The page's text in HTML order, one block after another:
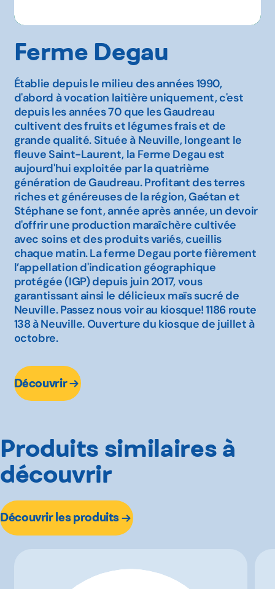
Ferme Degau
Établie depuis le milieu des années 1990,
d'abord à vocation laitière uniquement, c'est
depuis les années 70 que les Gaudreau
cultivent des fruits et légumes frais et de
grande qualité. Située à Neuville, longeant le
fleuve Saint-Laurent, la Ferme Degau est
aujourd'hui exploitée par la quatrième
génération de Gaudreau. Profitant des terres
riches et généreuses de la région, Gaétan et
Stéphane se font, année après année, un devoir
d'offrir une production maraîchère cultivée
avec soins et des produits variés, cueillis
chaque matin. La ferme Degau porte fièrement
l’appellation d'indication géographique
protégée (IGP) depuis juin 2017, vous
garantissant ainsi le délicieux maïs sucré de
Neuville. Passez nous voir au kiosque! 1186 route
138 à Neuville. Ouverture du kiosque de juillet à
octobre.
Découvrir
Produits similaires à
découvrir
Découvrir les produits